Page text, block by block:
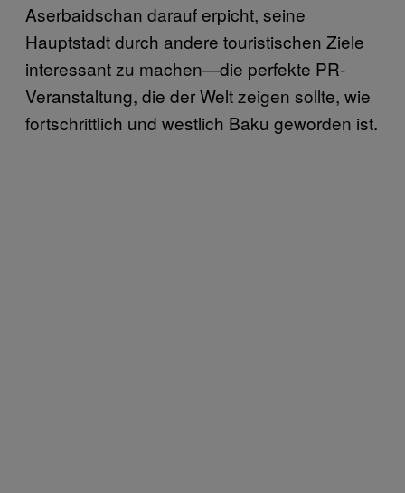
Aserbaidschan darauf erpicht, seine
Hauptstadt durch andere touristischen Ziele
interessant zu machen—die perfekte PR-
Veranstaltung, die der Welt zeigen sollte, wie
fortschrittlich und westlich Baku geworden ist.